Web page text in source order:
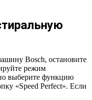
Bosch, остановите
режим
выберите функцию
«Speed Perfect». Если